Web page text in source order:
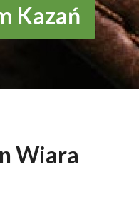
Kazań
Wiara